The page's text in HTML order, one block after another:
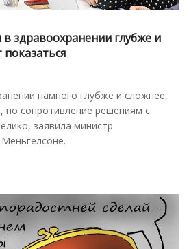
здравоохранении глубже и
намного глубже и сложнее,
но сопротивление решениям с
заявила министр